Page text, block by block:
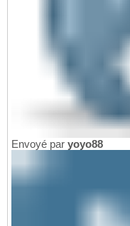
Envoyé par yoyo88